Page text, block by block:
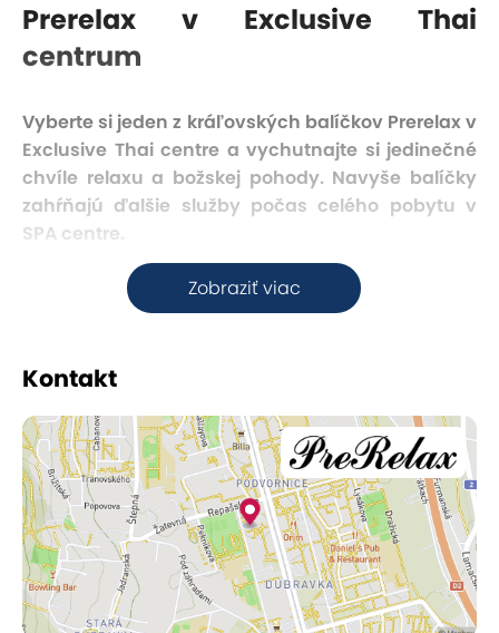
Zobraziť viac
Prerelax v Exclusive Thai
centrum
Vyberte si jeden z kráľovských balíčkov Prerelax v
Exclusive Thai centre a vychutnajte si jedinečné
chvíle relaxu a božskej pohody. Navyše balíčky
zahŕňajú ďalšie služby počas celého pobytu v
SPA centre.
Thajská láska
Táto masáž je možná len pre zamilované páry,
ktoré si pri spoločnej masáži s dvomi Thajkami
upevnia vzťah a rozkvitne im láska. Masáž
vykonávajú kvalifikované thajské terapeutky s
dlhoročnou praxou školenou v prominentnej škole
klasickej thajskej masáže v kláštore Wat Pho v
Bangkoku. Je to veľmi obľúbená
aromaterapeutická procedúra, ktorá spája
pôsobenie tropických vôní s upokojujúcou
masážou zamilovaného páru.
Kontakt